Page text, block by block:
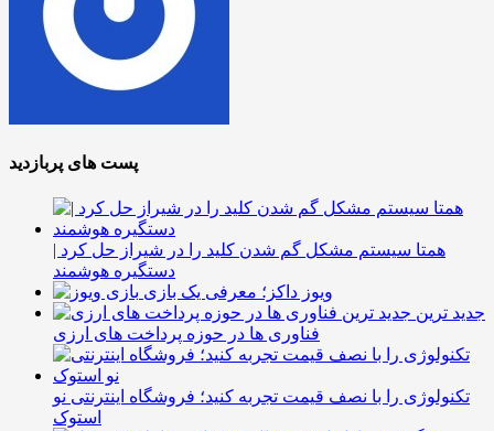
پست های پربازدید
همتا سیستم مشکل گم شدن کلید را در شیراز حل کرد |
دستگیره هوشمند
ویوز داکز؛ معرفی یک بازی
جدید ترین
فناوری ها در حوزه پرداخت های ارزی
تکنولوژی را با نصف قیمت تجربه کنید؛ فروشگاه اینترنتی نو
استوک